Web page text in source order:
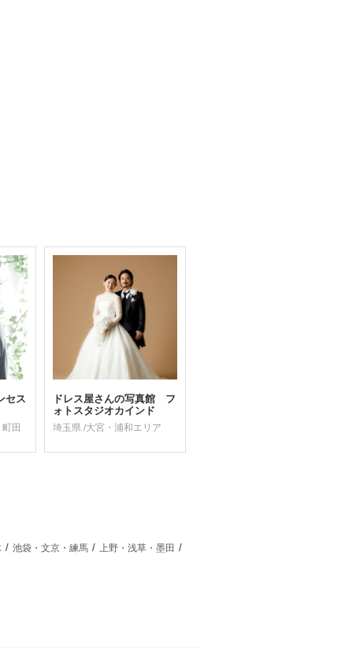
セス
田
ドレス屋さんの写真館 フ
ォトスタジオカインド
埼玉県 /大宮・浦和エリア
池袋・文京・練馬
上野・浅草・墨田